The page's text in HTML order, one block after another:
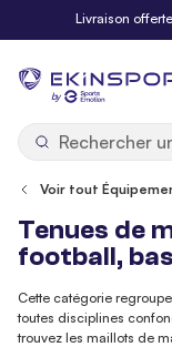
Allez au contenu
Livraison
by
Voir tout
Tenues de
football,
Cette catégorie
toutes disciplines
trouvez les maillots de